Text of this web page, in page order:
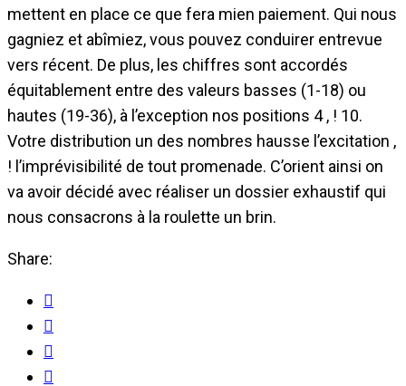
mettent en place ce que fera mien paiement. Qui nous
gagniez et abîmiez, vous pouvez conduirer entrevue
vers récent. De plus, les chiffres sont accordés
équitablement entre des valeurs basses (1-18) ou
hautes (19-36), à l’exception nos positions 4 , ! 10.
Votre distribution un des nombres hausse l’excitation ,
! l’imprévisibilité de tout promenade. C’orient ainsi on
va avoir décidé avec réaliser un dossier exhaustif qui
nous consacrons à la roulette un brin.
Share: